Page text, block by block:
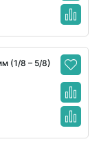
(1/8 – 5/8)